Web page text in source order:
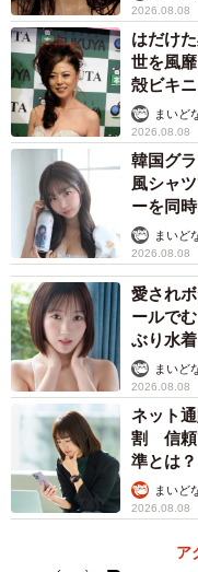
2026.08.08
はだけ
世を風
殻ビキ
まいど
2026.08.08
韓国グ
風シャ
ーを同
まいど
2026.08.08
愛され
ールで
ぶり水
まいど
2026.08.08
ネット
割 信頼
準とは？
まいど
2026.08.08
ア